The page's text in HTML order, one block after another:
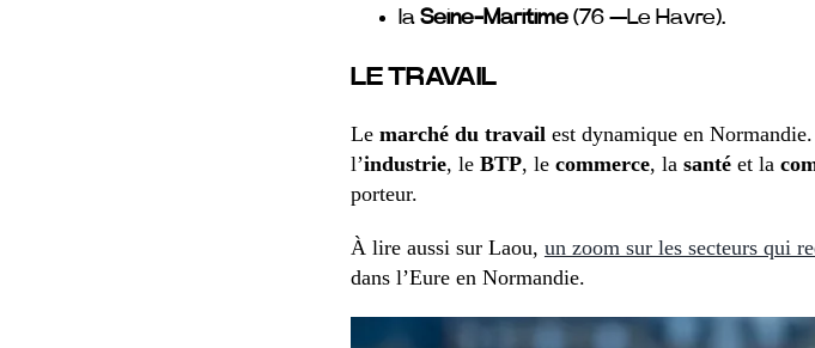
la Seine-Maritime(76 —Le Havre).
LE TRAVAIL
Le marché du travail est dynamique en
l’industrie, le BTP, le commerce, la santéet la
porteur.
À lire aussi sur Laou, un zoom sur les secteurs qui
dans l’Eure en Normandie.